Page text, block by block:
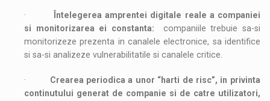
·
Întelegerea amprentei digitale reale a companiei
si monitorizarea ei constanta: companiile trebuie sa-si
monitorizeze prezenta in canalele electronice, sa identifice
si sa-si analizeze vulnerabilitatile si canalele critice.
· Crearea periodica a unor “harti de risc”, in privinta
continutului generat de companie si de catre utilizatori,